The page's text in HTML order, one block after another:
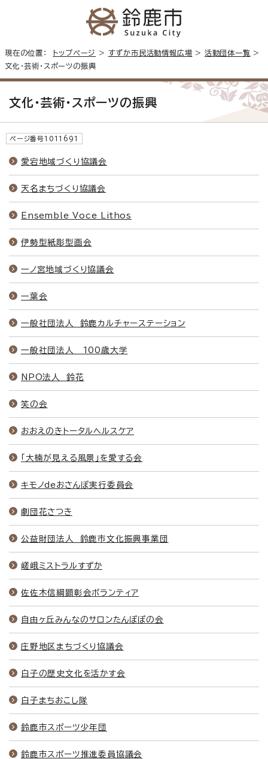
現在の位置： トップページ > すずか市民活動情報広場 > 活動団体一覧 >
文化・芸術・スポーツの振興
文化・芸術・スポーツの振興
ページ番号1011691
愛宕地域づくり協議会
天名まちづくり協議会
Ensemble Voce Lithos
伊勢型紙彫型画会
一ノ宮地域づくり協議会
一葉会
一般社団法人 鈴鹿カルチャーステーション
一般社団法人 100歳大学
NPO法人 鈴花
笑の会
おおえのきトータルヘルスケア
「大楠が見える風景」を愛する会
キモノdeおさんぽ実行委員会
劇団花さつき
公益財団法人 鈴鹿市文化振興事業団
嵯峨ミストラルすずか
佐佐木信綱顕彰会ボランティア
自由ヶ丘みんなのサロンたんぽぽの会
庄野地区まちづくり協議会
白子の歴史文化を活かす会
白子まちおこし隊
鈴鹿市スポーツ少年団
鈴鹿市スポーツ推進委員協議会